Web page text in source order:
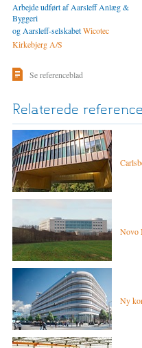
Arbejde udført af Aarsleff Anlæg &
Byggeri
og Aarsleff-selskabetWicotec
Kirkebjerg A/S
Se referenceblad
Relaterede
Novo
Ny